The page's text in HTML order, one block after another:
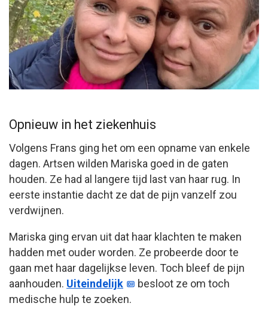
Opnieuw in het ziekenhuis
Volgens Frans ging het om een opname van enkele
dagen. Artsen wilden Mariska goed in de gaten
houden. Ze had al langere tijd last van haar rug. In
eerste instantie dacht ze dat de pijn vanzelf zou
verdwijnen.
Mariska ging ervan uit dat haar klachten te maken
hadden met ouder worden. Ze probeerde door te
gaan met haar dagelijkse leven. Toch bleef de pijn
aanhouden. Uiteindelijk
besloot ze om toch
medische hulp te zoeken.